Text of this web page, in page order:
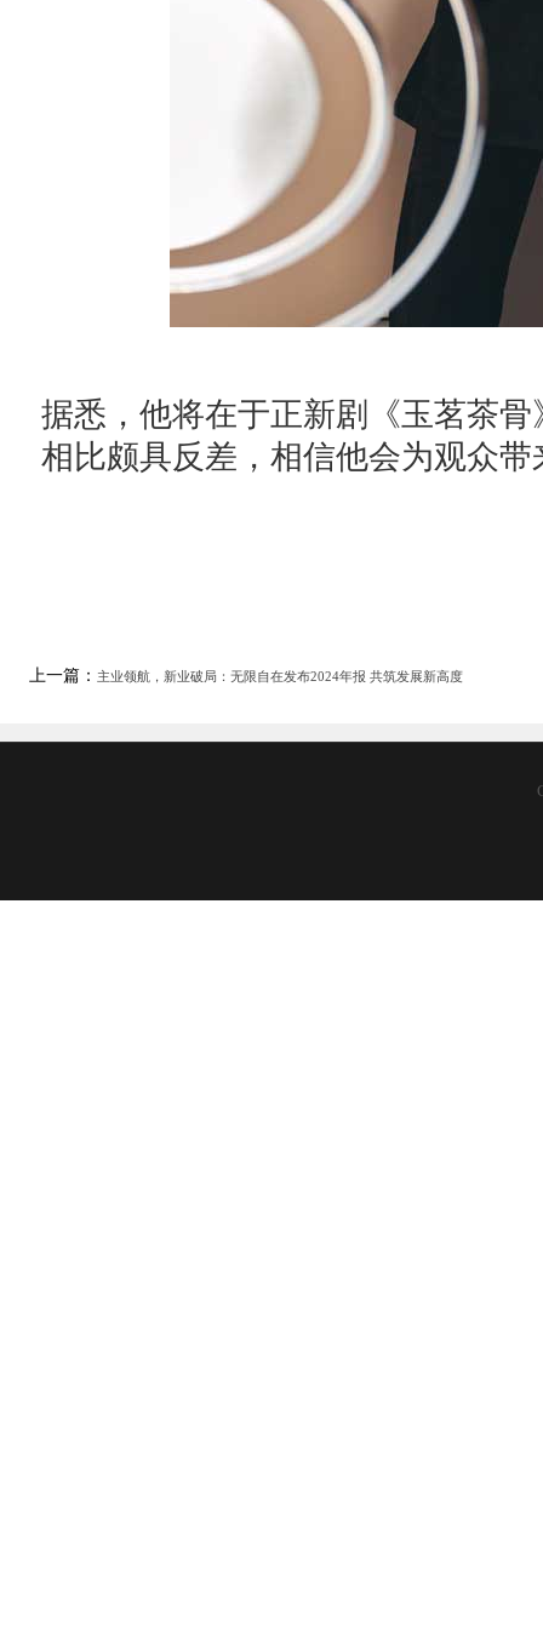
据悉，他将在于正新剧《玉茗茶
相比颇具反差，相信他会为观众
上一篇： 主业领航，新业破局：无限自在发布2024年报 共筑发展新高度